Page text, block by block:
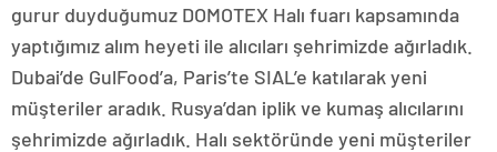
gurur duyduğumuz DOMOTEX Halı fuarı kapsamında
yaptığımız alım heyeti ile alıcıları şehrimizde ağırladık.
Dubai’de GulFood’a, Paris’te SIAL’e katılarak yeni
müşteriler aradık. Rusya’dan iplik ve kumaş alıcılarını
şehrimizde ağırladık. Halı sektöründe yeni müşteriler